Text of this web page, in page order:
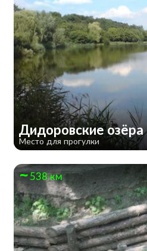
Дидоровские озёра
Место для прогулки
538 км